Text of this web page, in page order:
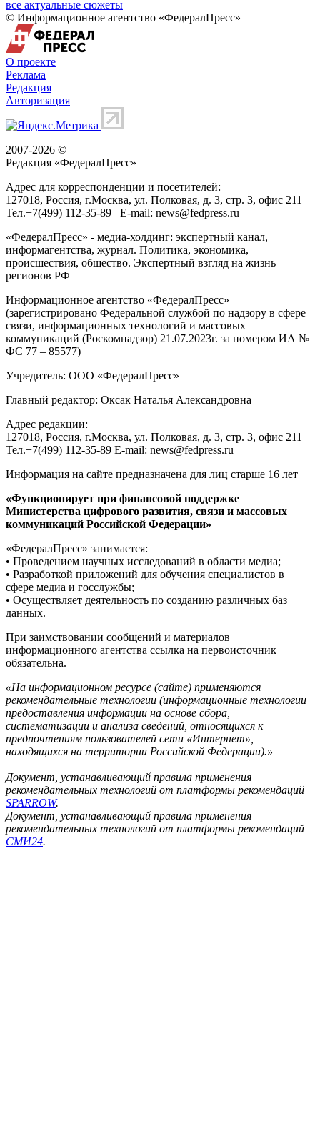
все актуальные сюжеты
© Информационное агентство «ФедералПресс»
О проекте
Реклама
Редакция
Авторизация
2007-2026 ©
Редакция «ФедералПресс»
Адрес для корреспонденции и посетителей:
127018, Россия, г.Москва, ул. Полковая, д. 3, стр. 3, офис 211
Тел.+7(499) 112-35-89 E-mail: news@fedpress.ru
«ФедералПресс» - медиа-холдинг: экспертный канал,
информагентства, журнал. Политика, экономика,
происшествия, общество. Экспертный взгляд на жизнь
регионов РФ
Информационное агентство «ФедералПресс»
(зарегистрировано Федеральной службой по надзору в сфере
связи, информационных технологий и массовых
коммуникаций (Роскомнадзор) 21.07.2023г. за номером ИА №
ФС 77 – 85577)
Учредитель: ООО «ФедералПресс»
Главный редактор: Оксак Наталья Александровна
Адрес редакции:
127018, Россия, г.Москва, ул. Полковая, д. 3, стр. 3, офис 211
Тел.+7(499) 112-35-89 E-mail: news@fedpress.ru
Информация на сайте предназначена для лиц старше 16 лет
«Функционирует при финансовой поддержке
Министерства цифрового развития, связи и массовых
коммуникаций Российской Федерации»
«ФедералПресс» занимается:
• Проведением научных исследований в области медиа;
• Разработкой приложений для обучения специалистов в
сфере медиа и госслужбы;
• Осуществляет деятельность по созданию различных баз
данных.
При заимствовании сообщений и материалов
информационного агентства ссылка на первоисточник
обязательна.
«На информационном ресурсе (сайте) применяются
рекомендательные технологии (информационные технологии
предоставления информации на основе сбора,
систематизации и анализа сведений, относящихся к
предпочтениям пользователей сети «Интернет»,
находящихся на территории Российской Федерации).»
Документ, устанавливающий правила применения
рекомендательных технологий от платформы рекомендаций
SPARROW.
Документ, устанавливающий правила применения
рекомендательных технологий от платформы рекомендаций
СМИ24.